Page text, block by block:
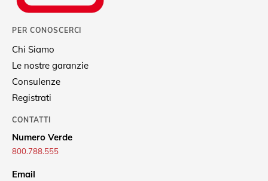
PER CONOSCERCI
Chi Siamo
Le nostre garanzie
Consulenze
Registrati
CONTATTI
Numero Verde
800.788.555
Email